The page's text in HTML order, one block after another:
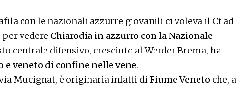
con le nazionali azzurre giovanili ci voleva il Ct ad
vedere Chiarodia in azzurro con la Nazionale
centrale difensivo, cresciuto al Werder Brema, ha
e veneto di confine nelle vene.
Mucignat, è originaria infatti diFiume Veneto che, a